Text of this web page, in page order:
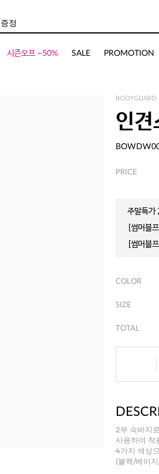
시즌오프 ~50% SALE PROMOTION
BODYGUARD.
인
PRICE
주말특
[썸머블
[썸머블
COLOR
SIZE
TOTAL
2부 속바지
사용하여 착
4가지 색상
(블랙/베이